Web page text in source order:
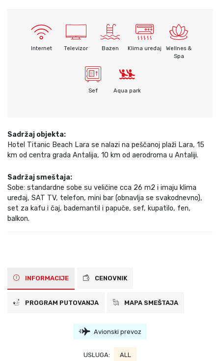
Internet Televizor Bazen Klima uređaj
Wellnes &
Spa
Sef Aqua park
Sadržaj objekta:
Hotel Titanic Beach Lara se nalazi na peščanoj plaži Lara, 15
km od centra grada Antalija, 10 km od aerodroma u Antaliji.
Sadržaj smeštaja:
Sobe: standardne sobe su veličine cca 26 m2 i imaju klima
uređaj, SAT TV, telefon, mini bar (obnavlja se svakodnevno),
set za kafu i čaj, bademantil i papuče, sef, kupatilo, fen,
balkon.
INFORMACIJE CENOVNIK
PROGRAM PUTOVANJA MAPA SMEŠTAJA
Avionski prevoz
USLUGA: ALL